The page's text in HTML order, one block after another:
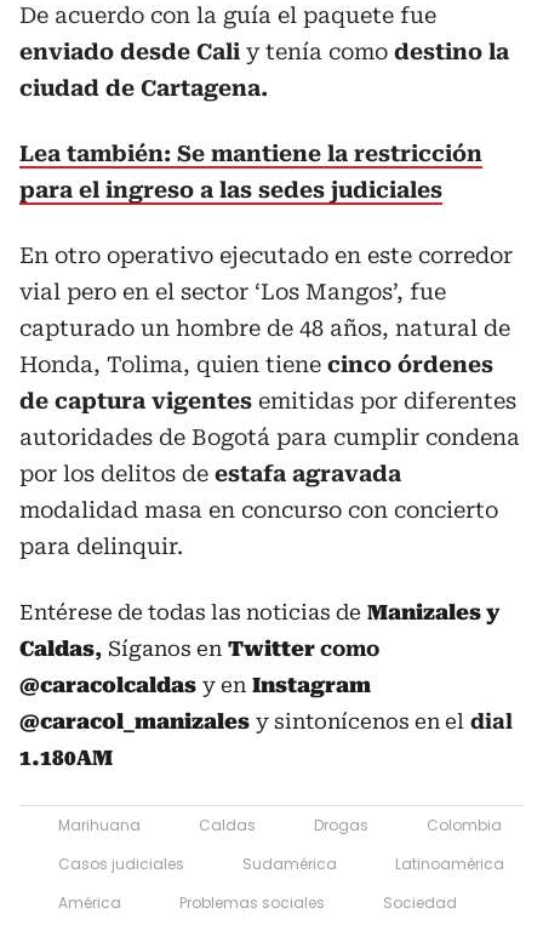
De acuerdo con la guía el paquete fue
enviado desde Cali y tenía como destino la
ciudad de Cartagena.
Lea también: Se mantiene la restricción
para el ingreso a las sedes judiciales
En otro operativo ejecutado en este corredor
vial pero en el sector ‘Los Mangos’, fue
capturado un hombre de 48 años, natural de
Honda, Tolima, quien tiene cinco órdenes
de captura vigentes emitidas por diferentes
autoridades de Bogotá para cumplir condena
por los delitos de estafa agravada
modalidad masa en concurso con concierto
para delinquir.
Entérese de todas las noticias de Manizales y
Caldas, Síganos en Twitter como
@caracolcaldas y en Instagram
@caracol_manizales y sintonícenos en el dial
1.180AM
Marihuana Caldas Drogas
Colombia
Casos judiciales
Sudamérica
Latinoamérica
América
Problemas sociales
Sociedad